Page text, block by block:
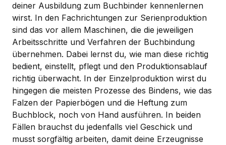
deiner Ausbildung zum Buchbinder kennenlernen
wirst. In den Fachrichtungen zur Serienproduktion
sind das vor allem Maschinen, die die jeweiligen
Arbeitsschritte und Verfahren der Buchbindung
übernehmen. Dabei lernst du, wie man diese richtig
bedient, einstellt, pflegt und den Produktionsablauf
richtig überwacht. In der Einzelproduktion wirst du
hingegen die meisten Prozesse des Bindens, wie das
Falzen der Papierbögen und die Heftung zum
Buchblock, noch von Hand ausführen. In beiden
Fällen brauchst du jedenfalls viel Geschick und
musst sorgfältig arbeiten, damit deine Erzeugnisse